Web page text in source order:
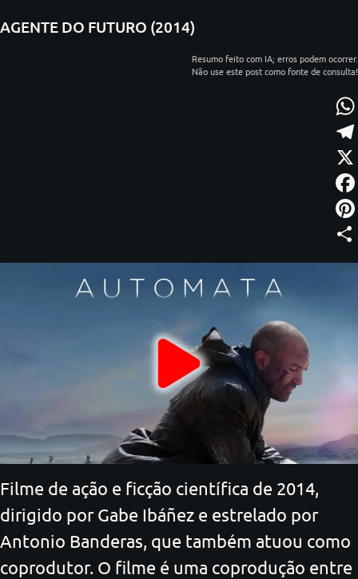
AGENTE DO FUTURO (2014)
Resumo feito com IA; erros podem ocorrer.
Não use este post como fonte de consulta!
Filme de ação e ficção científica de 2014,
dirigido por Gabe Ibáñez e estrelado por
Antonio Banderas, que também atuou como
coprodutor. O filme é uma coprodução entre